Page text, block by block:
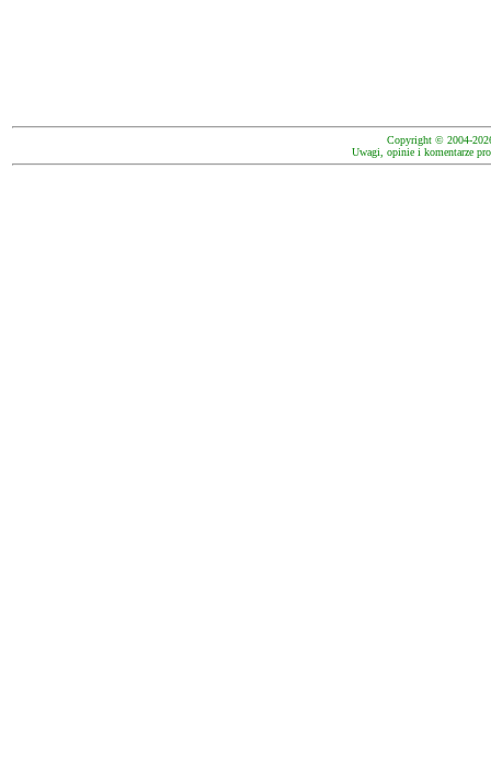
Copyright © 2004-
Uwagi, opinie i komentarze